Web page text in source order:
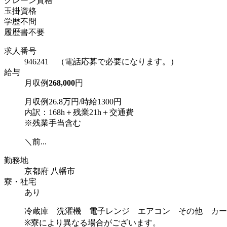
玉掛資格
学歴不問
履歴書不要
求人番号
946241 （電話応募で必要になります。）
給与
月収例268,000円
月収例26.8万円/時給1300円
内訳：168h＋残業21h＋交通費
※残業手当含む
＼前...
勤務地
京都府 八幡市
寮・社宅
あり
冷蔵庫 洗濯機 電子レンジ エアコン その他 カー
※寮により異なる場合がございます。